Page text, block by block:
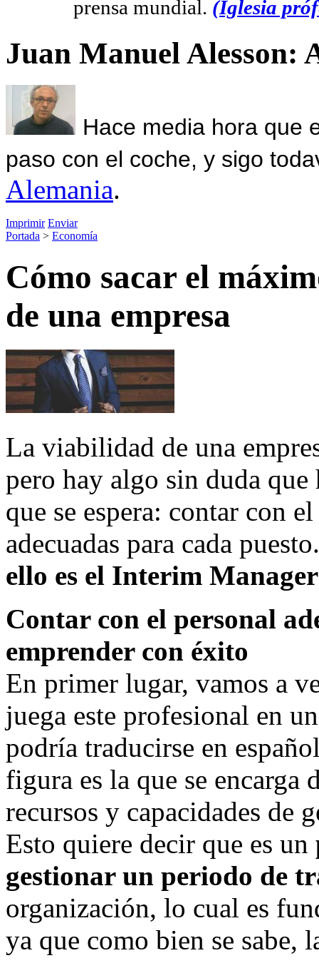
prensa mundial. (Iglesia
Juan Manuel Alesson:
Hace media hora que
paso con el coche, y sigo
Alemania.
Imprimir Enviar
Portada > Economía
Cómo sacar el
de una empresa
La viabilidad de una
pero hay algo sin duda que
que se espera: contar con
adecuadas para cada
ello es el Interim Manager
Contar con el personal
emprender con éxito
En primer lugar, vamos a
juega este profesional en
podría traducirse en
figura es la que se
recursos y capacidades de
Esto quiere decir que es un
gestionar un periodo de
organización, lo cual es
ya que como bien se sabe,